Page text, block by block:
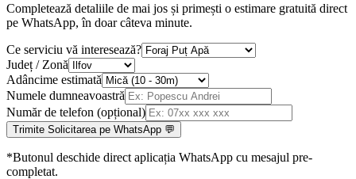
Completează detaliile de mai jos și primești o estimare gratuită direct
pe WhatsApp, în doar câteva minute.
Ce serviciu vă interesează?
Județ / Zonă
Adâncime estimată
Numele dumneavoastră
Număr de telefon (opțional)
Trimite Solicitarea pe WhatsApp 💬
*Butonul deschide direct aplicația WhatsApp cu mesajul pre-
completat.